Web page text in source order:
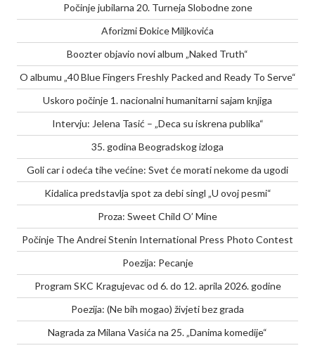
Počinje jubilarna 20. Turneja Slobodne zone
Aforizmi Đokice Miljkovića
Boozter objavio novi album „Naked Truth“
O albumu „40 Blue Fingers Freshly Packed and Ready To Serve“
Uskoro počinje 1. nacionalni humanitarni sajam knjiga
Intervju: Jelena Tasić – „Deca su iskrena publika“
35. godina Beogradskog izloga
Goli car i odeća tihe većine: Svet će morati nekome da ugodi
Kidalica predstavlja spot za debi singl „U ovoj pesmi“
Proza: Sweet Child O’ Mine
Počinje The Andrei Stenin International Press Photo Contest
Poezija: Pecanje
Program SKC Kragujevac od 6. do 12. aprila 2026. godine
Poezija: (Ne bih mogao) živjeti bez grada
Nagrada za Milana Vasića na 25. „Danima komedije“